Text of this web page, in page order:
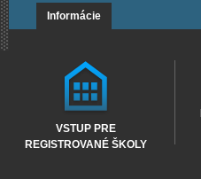
Informácie
VSTUP PRE
REGISTROVANÉ ŠKOLY